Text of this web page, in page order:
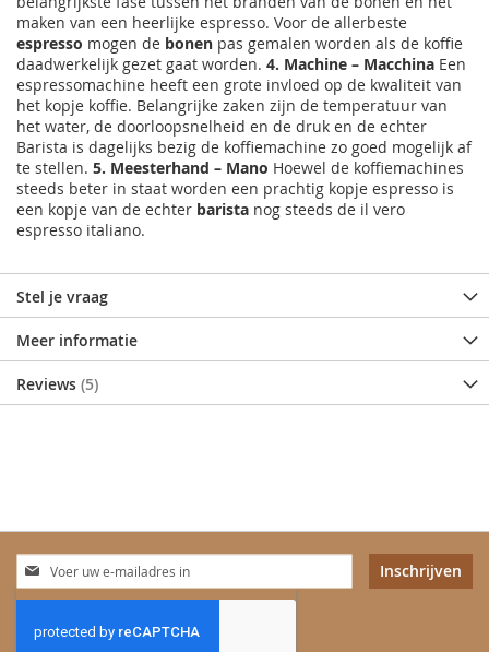
maken van een heerlijke espresso. Voor de allerbeste
espresso mogen de bonen pas gemalen worden als de koffie
daadwerkelijk gezet gaat worden. 4. Machine – Macchina Een
espressomachine heeft een grote invloed op de kwaliteit van
het kopje koffie. Belangrijke zaken zijn de temperatuur van
het water, de doorloopsnelheid en de druk en de echter
Barista is dagelijks bezig de koffiemachine zo goed mogelijk af
te stellen. 5. Meesterhand – Mano Hoewel de koffiemachines
steeds beter in staat worden een prachtig kopje espresso is
een kopje van de echter barista nog steeds de il vero
espresso italiano.
Stel je vraag
Meer informatie
Reviews 5
Abonneer
u
op
onze
nieuwsbrief
Inschrijven